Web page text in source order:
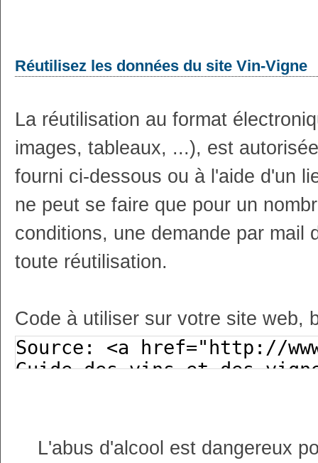
Réutilisez les données du site Vin-Vigne
La réutilisation au format
images, tableaux, ...), est
fourni ci-dessous ou à l'aide d'un
ne peut se faire que pour un
conditions, une demande par mail
toute réutilisation.
Code à utiliser sur votre site web,
L'abus d'alcool est dangereux